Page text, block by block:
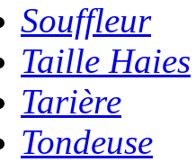
Souffleur
Taille Haies
Tarière
Tondeuse